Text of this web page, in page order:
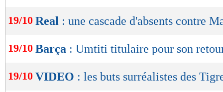
19/10 Real : une cascade d'absents contre
19/10 Barça : Umtiti titulaire pour son
19/10 VIDEO : les buts surréalistes des